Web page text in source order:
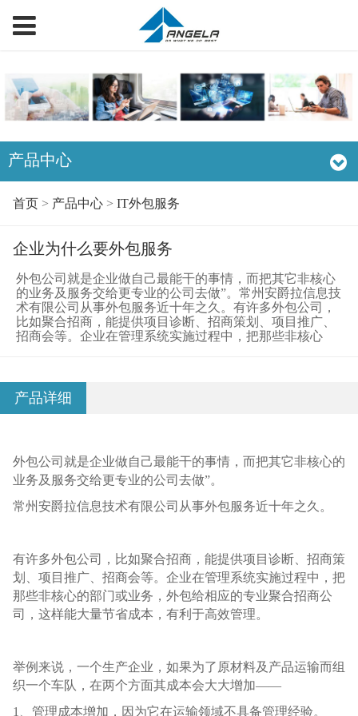
产品中心
首页> 产品中心 > IT外包服务
企业为什么要外包服务
外包公司就是企业做自己最能干的事情，而把其它非核心
的业务及服务交给更专业的公司去做”。常州安爵拉信息技
术有限公司从事外包服务近十年之久。有许多外包公司，
比如聚合招商，能提供项目诊断、招商策划、项目推广、
招商会等。企业在管理系统实施过程中，把那些非核心
产品详细
外包公司就是企业做自己最能干的事情，而把其它非核心的
业务及服务交给更专业的公司去做”。
常州安爵拉信息技术有限公司从事外包服务近十年之久。
有许多外包公司，比如聚合招商，能提供项目诊断、招商策
划、项目推广、招商会等。企业在管理系统实施过程中，把
那些非核心的部门或业务，外包给相应的专业聚合招商公
司，这样能大量节省成本，有利于高效管理。
举例来说，一个生产企业，如果为了原材料及产品运输而组
织一个车队，在两个方面其成本会大大增加——
1、管理成本增加，因为它在运输领域不具备管理经验。